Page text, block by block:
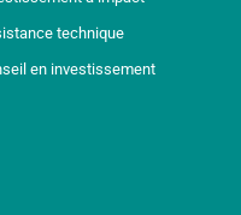
technique
en investissement